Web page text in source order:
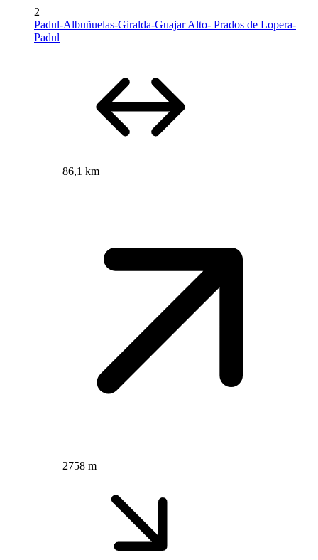
2
Padul-Albuñuelas-Giralda-Guajar Alto- Prados de Lopera-
Padul
86,1 km
2758 m